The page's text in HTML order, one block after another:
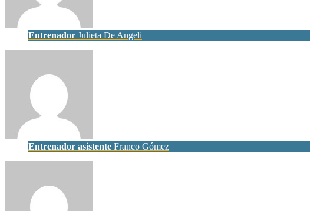
Entrenador Julieta De Angeli
Entrenador asistente Franco Gómez